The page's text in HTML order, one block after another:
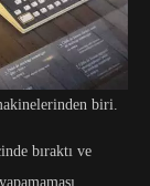
biri.
bıraktı ve